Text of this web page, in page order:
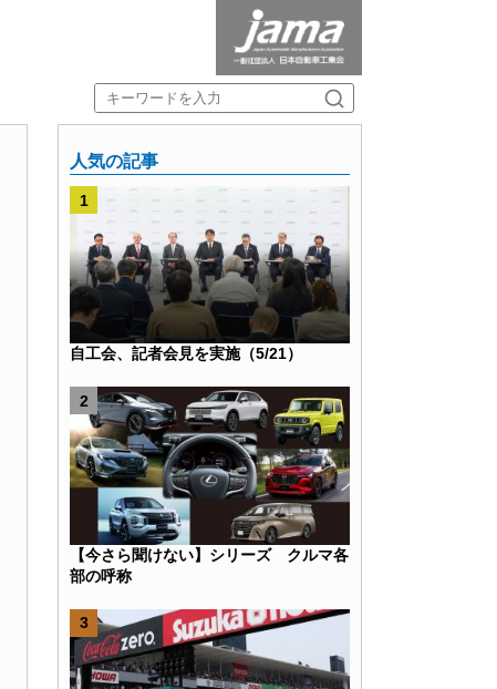
Hatena
人気の記事
自工会、記者会見を実施（5/21）
【今さら聞けない】シリーズ クルマ各
部の呼称